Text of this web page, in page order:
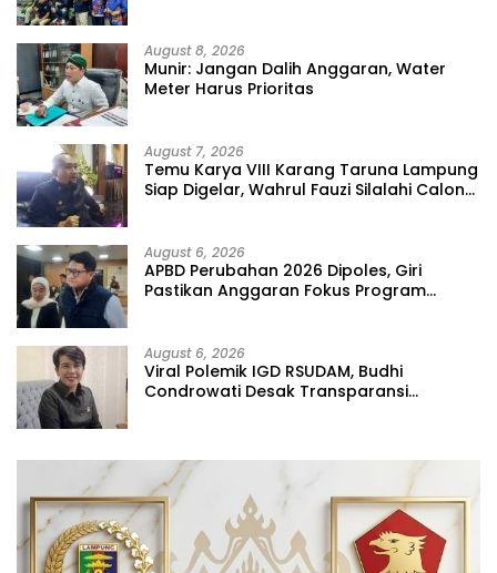
August 8, 2026
Munir: Jangan Dalih Anggaran, Water
Meter Harus Prioritas
August 7, 2026
Temu Karya VIII Karang Taruna Lampung
Siap Digelar, Wahrul Fauzi Silalahi Calon
August 6, 2026
APBD Perubahan 2026 Dipoles, Giri
Pastikan Anggaran Fokus Program
August 6, 2026
Viral Polemik IGD RSUDAM, Budhi
Condrowati Desak Transparansi